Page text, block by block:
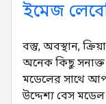
ইমেজ
বস্তু, অবস্থান,
অনেক কিছু
মডেলের সাথে
উদ্দেশ্য বেস